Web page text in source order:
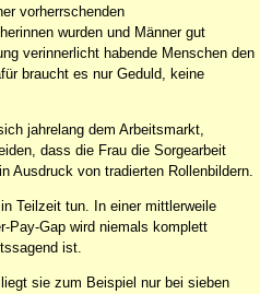
vorherrschenden
wurden und Männer gut
verinnerlicht habende Menschen den
braucht es nur Geduld, keine
jahrelang dem Arbeitsmarkt,
dass die Frau die Sorgearbeit
Ausdruck von tradierten Rollenbildern.
Teilzeit tun. In einer mittlerweile
Pay-Gap wird niemals komplett
ist.
sie zum Beispiel nur bei sieben